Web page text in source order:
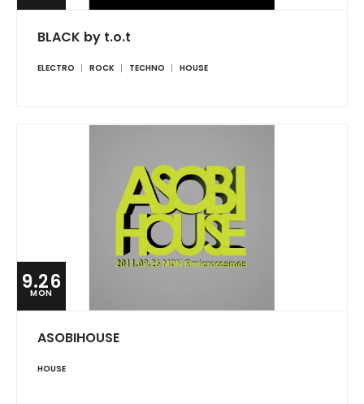
BLACK by t.o.t
ELECTRO ROCK TECHNO HOUSE
9.26
MON
ASOBIHOUSE
HOUSE